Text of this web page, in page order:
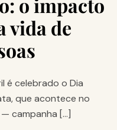
vida de
é celebrado o Dia
que acontece no
campanha […]